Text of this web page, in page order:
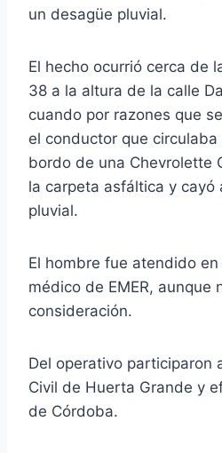
un desagüe pluvial.
El hecho ocurrió cerca de
38 a la altura de la calle
cuando por razones que
el conductor que
bordo de una Chevrolette
la carpeta asfáltica y cayó
pluvial.
El hombre fue atendido
médico de EMER, aunque
consideración.
Del operativo participaron
Civil de Huerta Grande y
de Córdoba.